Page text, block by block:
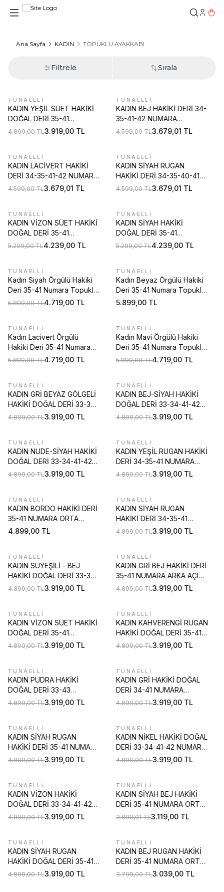
Ana Sayfa KADIN TOPUKLU AYAKKABI
Filtrele Sırala
%20
TUNAELLİ
KADIN YEŞİL SÜET HAKİKİ
DOĞAL DERİ 35-41
NUMARA KALIN TOPUKLU
4.899,00TL3.919,00 TL
%20
TUNAELLİ
KADIN BEJ HAKİKİ DERİ 34-
35-41-42 NUMARA
TOPUKLU ARKA AÇIK
4.599,00TL3.679,01 TL
%20
TUNAELLİ
KADIN LACİVERT HAKİKİ
DERİ 34-35-41-42 NUMARA
TOPUKLU ARKA AÇIK
4.599,00TL3.679,01 TL
%20
TUNAELLİ
KADIN SİYAH RUGAN
HAKİKİ DERİ 34-35-40-41
NUMARA TOPUKLU
4.599,00TL3.679,01 TL
%20
TUNAELLİ
KADIN VİZON SÜET HAKİKİ
DOĞAL DERİ 35-41
NUMARA ARKASI AÇIK
5.299,00TL4.239,00 TL
%20
TUNAELLİ
KADIN SİYAH HAKİKİ
DOĞAL DERİ 35-41
NUMARA ARKASI AÇIK
5.299,00TL4.239,00 TL
%20
TUNAELLİ
Kadın Siyah Örgülü Hakiki
Deri 35-41 Numara Topuklu
Ayakkabı
5.899,00TL4.719,00 TL
TUNAELLİ
Kadın Beyaz Örgülü Hakiki
Deri 35-41 Numara Topuklu
Ayakkabı
5.899,00 TL
%20
TUNAELLİ
Kadın Lacivert Örgülü
Hakiki Deri 35-41 Numara
Topuklu Ayakkabı
5.899,00TL4.719,00 TL
%20
TUNAELLİ
Kadın Mavi Örgülü Hakiki
Deri 35-41 Numara Topuklu
Ayakkabı
5.899,00TL4.719,00 TL
%20
TUNAELLİ
KADIN GRİ BEYAZ GÖLGELİ
HAKİKİ DOĞAL DERİ 33-34-
41-42 NUMARA TOPUKLU
4.899,00TL3.919,00 TL
%20
TUNAELLİ
KADIN BEJ-SİYAH HAKİKİ
DOĞAL DERİ 33-34-41-42
NUMARA TOPUKLU
4.899,00TL3.919,00 TL
%20
TUNAELLİ
KADIN NUDE-SİYAH HAKİKİ
DOĞAL DERİ 33-34-41-42
NUMARA TOPUKLU
4.899,00TL3.919,00 TL
%20
TUNAELLİ
KADIN YEŞİL RUGAN HAKİKİ
DERİ 34-35-41 NUMARA
KISA TOPUKLU TOKALI
4.899,00TL3.919,00 TL
TUNAELLİ
KADIN BORDO HAKİKİ DERİ
35-41 NUMARA ORTA
TOPUKLU KLASİK
4.899,00 TL
%20
TUNAELLİ
KADIN SİYAH RUGAN
HAKİKİ DERİ 34-35-41
NUMARA KISA TOPUKLU
4.899,00TL3.919,00 TL
%20
TUNAELLİ
KADIN SUYEŞİLİ - BEJ
HAKİKİ DOĞAL DERİ 33-34-
41-42 NUMARA TOPUKLU
4.899,00TL3.919,00 TL
%20
TUNAELLİ
KADIN GRİ BEJ HAKİKİ DERİ
35-41 NUMARA ARKA AÇIK
TOPUKLU AYAKKABI
4.899,00TL3.919,00 TL
%20
TUNAELLİ
KADIN VİZON SÜET HAKİKİ
DOĞAL DERİ 35-41
NUMARA KALIN TOPUKLU
4.899,00TL3.919,00 TL
%20
TUNAELLİ
KADIN KAHVERENGİ RUGAN
HAKİKİ DOĞAL DERİ 35-41
NUMARA KALIN TOPUKLU
4.899,00TL3.919,00 TL
%20
TUNAELLİ
KADIN PUDRA HAKİKİ
DOĞAL DERİ 33-43
NUMARA ARKASI AÇIK
4.899,00TL3.919,00 TL
%20
TUNAELLİ
KADIN GRİ HAKİKİ DOĞAL
DERİ 34-41 NUMARA
ARKASI AÇIK TOPUKLU
4.899,00TL3.919,00 TL
%20
TUNAELLİ
KADIN SİYAH RUGAN
HAKİKİ DERİ 35-41 NUMARA
KALIN TOPUKLU BANTLI
4.899,00TL3.919,00 TL
%20
TUNAELLİ
KADIN NİKEL HAKİKİ DOĞAL
DERİ 33-34-41-42 NUMARA
TOPUKLU AYAKKABI
4.899,00TL3.919,00 TL
%20
TUNAELLİ
KADIN VİZON HAKİKİ
DOĞAL DERİ 33-34-41-42
NUMARA TOPUKLU
4.899,00TL3.919,00 TL
%20
TUNAELLİ
KADIN SİYAH BEJ HAKİKİ
DERİ 35-41 NUMARA ORTA
TOPUKLU ARKA AÇIK
3.899,01TL3.119,00 TL
%20
TUNAELLİ
KADIN SİYAH RUGAN
HAKİKİ DOĞAL DERİ 35-41
NUMARA KALIN TOPUKLU
4.899,00TL3.919,00 TL
%20
TUNAELLİ
KADIN BEJ RUGAN HAKİKİ
DERİ 35-41 NUMARA ORTA
TOPUKLU ARKA AÇIK
3.799,00TL3.039,00 TL